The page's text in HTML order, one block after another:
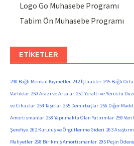
Logo Go Muhasebe Programı
Tabim Ön Muhasebe Programı
ETIKETLER
240 Bağlı Menkul Kıymetler 242 İştirakler 245 Bağlı
Varlıklar 250 Arazi ve Arsalar 251 Yeraltı ve Yerüstü
ve Cihazlar 254 Taşıtlar 255 Demirbaşlar 256 Diğer
Amortismanlar 258 Yapılmakta Olan Yatırımlar 259
Şerefiye 262 Kuruluş ve Örgütlenme Gideri 263
Maliyetler 268 Birikmiş Amortismanlar 295 Peşin